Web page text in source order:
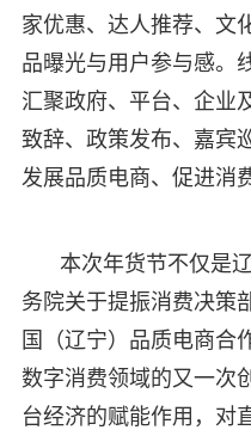
家优惠、达人推荐、文
品曝光与用户参与感。
汇聚政府、平台、企业
致辞、政策发布、嘉宾
发展品质电商、促进消
本次年货节不仅是
务院关于提振消费决策
国（辽宁）品质电商合
数字消费领域的又一次
台经济的赋能作用，对